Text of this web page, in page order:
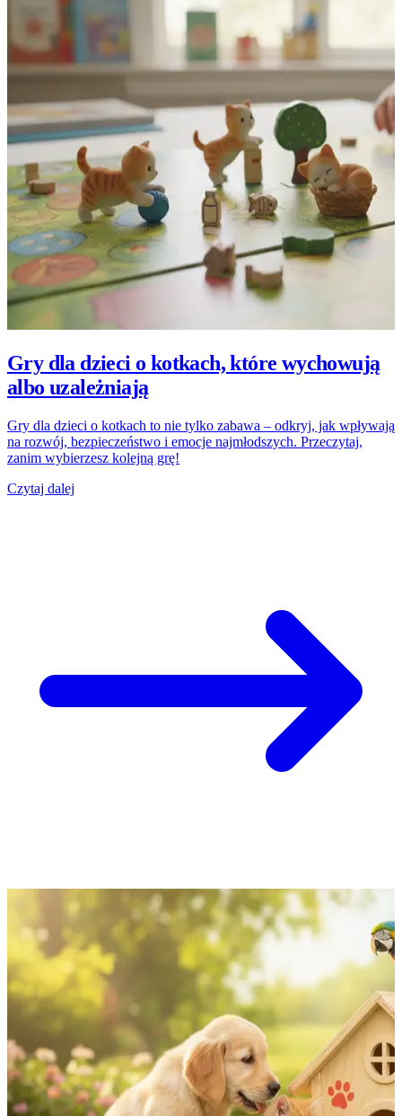
Gry dla dzieci o kotkach, które wychowują
albo uzależniają
Gry dla dzieci o kotkach to nie tylko zabawa – odkryj, jak wpływają
na rozwój, bezpieczeństwo i emocje najmłodszych. Przeczytaj,
zanim wybierzesz kolejną grę!
Czytaj dalej